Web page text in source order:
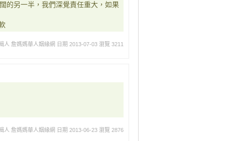
的另一半，我們深覺責任重大，如果
人 詹媽媽華人姻緣網 日期 2013-07-03 瀏覽 3211
人 詹媽媽華人姻緣網 日期 2013-06-23 瀏覽 2876